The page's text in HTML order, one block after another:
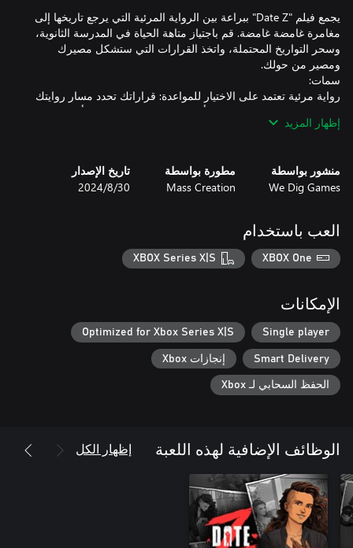
يجمع فيلم "Date Z" ببراعة بين الرواية المرئية التي يرجع تاريخها إلى
مغامرة غامضة غامضة. قم باجتياز متاهة الحياة في المدرسة الثانوية،
وسحر التواريخ المحتملة، واتخذ القرارات التي ستشكل مصيرك
رواية مرئية تعتمد على الاختيار للمواعدة: قراراتك تحدد مسار روايتك
ونتيجة القصة. اربح القلوب، وتأمين هذا التاريخ الحاسم، وتأكد من
مواعدة خمس شخصيات فريدة من نوعها: انطلق في مغامرة
رومانسية في المدرسة الثانوية مع خمس فتيات متميزات، كل واحدة
استكشاف جداول زمنية متعددة: باستخدام جهاز غامض، يمكنك التنقل
عبر جداول زمنية مختلفة، والكشف عن سيناريوهات فريدة وتعميق
المعقدة لمدرستك، وهي قاعدة جوية عسكرية سابقة. قد يكون مفتاح
بالحياة، والذي تم بعثه إلى الحياة من خلال مرئيات مذهلة مرسومة
في "Date Z"، تصبح المهمة البسيطة المتمثلة في العثور على موعد
الساعة تدق.
إظهار المزيد
منشور بواسطة
We Dig Games
مطورة بواسطة
Mass Creation
تاريخ الإصدار
30‏/8‏/2024
العب باستخدام
XBOX One
XBOX Series X|S
الإمكانات
Single player
Optimized for Xbox Series X|S
Smart Delivery إنجازات Xbox
الحفظ السحابي لـ Xbox
الوظائف الإضافية لهذه اللعبة إظهار الكل